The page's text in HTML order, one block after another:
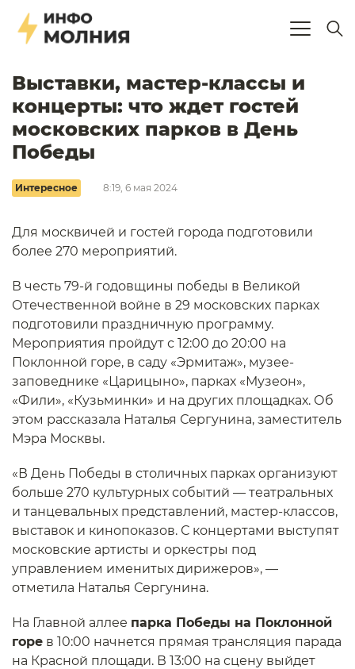
Выставки, мастер-классы и
концерты: что ждет гостей
московских парков в День
Победы
Интересное 8:19, 6 мая 2024
Для москвичей и гостей города подготовили
более 270 мероприятий.
В честь 79-й годовщины победы в Великой
Отечественной войне в 29 московских парках
подготовили праздничную программу.
Мероприятия пройдут с 12:00 до 20:00 на
Поклонной горе, в саду «Эрмитаж», музее-
заповеднике «Царицыно», парках «Музеон»,
«Фили», «Кузьминки» и на других площадках. Об
этом рассказала Наталья Сергунина, заместитель
Мэра Москвы.
«В День Победы в столичных парках организуют
больше 270 культурных событий — театральных
и танцевальных представлений, мастер-классов,
выставок и кинопоказов. С концертами выступят
московские артисты и оркестры под
управлением именитых дирижеров», —
отметила Наталья Сергунина.
На Главной аллее парка Победы на Поклонной
горе в 10:00 начнется прямая трансляция парада
на Красной площади. В 13:00 на сцену выйдет